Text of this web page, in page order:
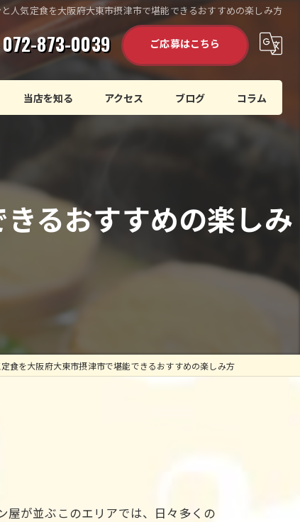
人気定食を大阪府大東市摂津市で堪能できるおすすめの楽しみ方
072-873-0039 ご応募はこちら
当店を知る
賄い
アクセス ブログ コラム
るおすすめの楽しみ
食を大阪府大東市摂津市で堪能できるおすすめの楽しみ方
屋が並ぶこのエリアでは、日々多くの